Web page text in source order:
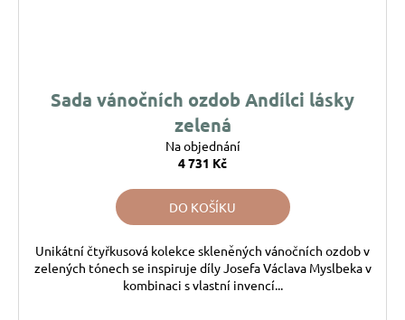
Sada vánočních ozdob Andílci lásky
zelená
Na objednání
4 731 Kč
DO KOŠÍKU
Unikátní čtyřkusová kolekce skleněných vánočních ozdob v
zelených tónech se inspiruje díly Josefa Václava Myslbeka v
kombinaci s vlastní invencí...